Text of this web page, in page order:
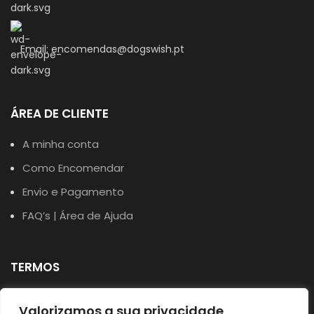
Email: encomendas@dogswish.pt
ÁREA DE CLIENTE
A minha conta
Como Encomendar
Envio e Pagamento
FAQ’s | Área de Ajuda
TERMOS